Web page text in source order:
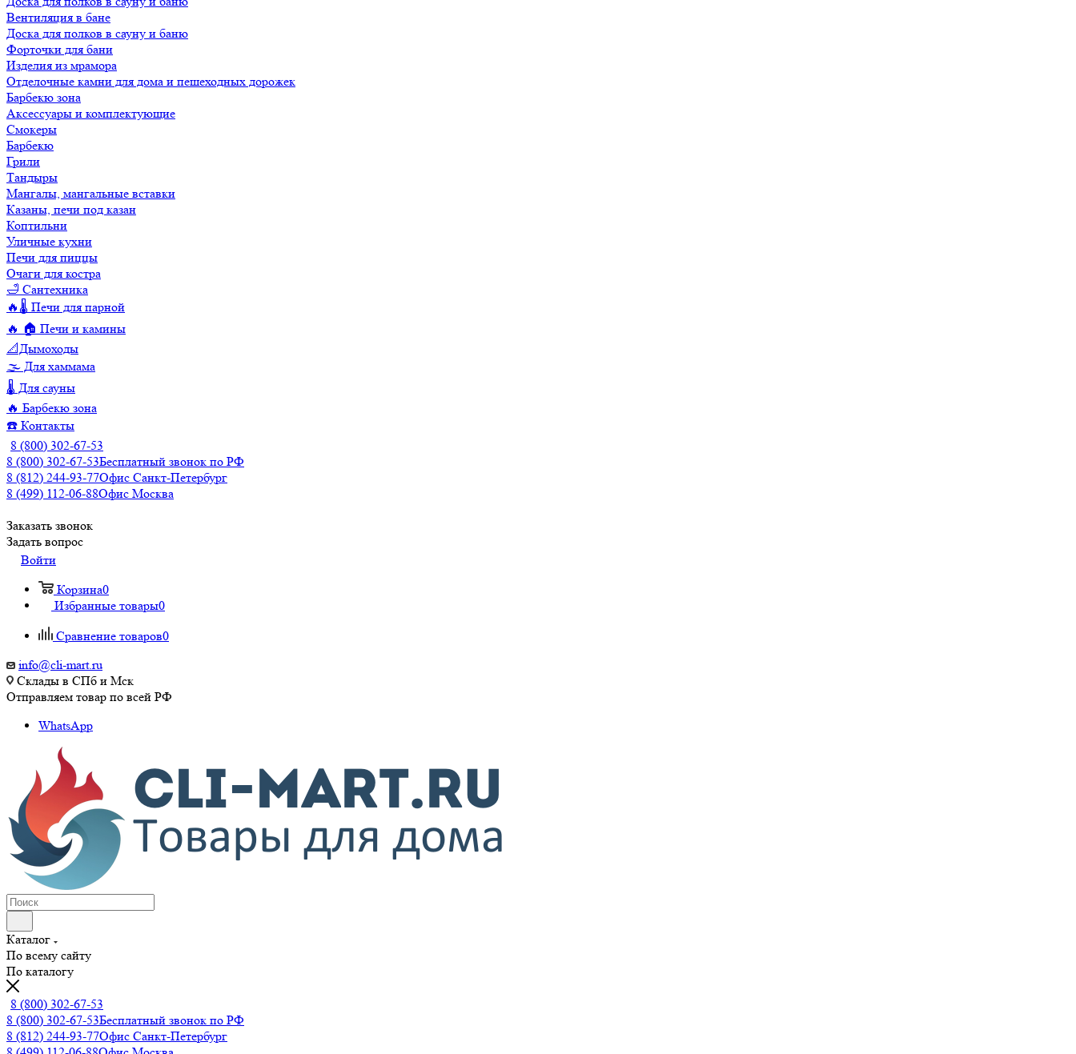
Вентиляция в бане
Доска для полков в сауну и баню
Форточки для бани
Изделия из мрамора
Отделочные камни для дома и пешеходных дорожек
Барбекю зона
Аксессуары и комплектующие
Смокеры
Барбекю
Грили
Тандыры
Мангалы, мангальные вставки
Казаны, печи под казан
Коптильни
Уличные кухни
Печи для пиццы
Очаги для костра
🛁 Сантехника
🔥🌡️ Печи для парной
🔥 🏠 Печи и камины
📐Дымоходы
🌫️ Для хаммама
🌡️ Для сауны
🔥 Барбекю зона
☎️ Контакты
8 (800) 302-67-53
8 (800) 302-67-53Бесплатный звонок по РФ
8 (812) 244-93-77Офис Санкт-Петербург
8 (499) 112-06-88Офис Москва
Заказать звонок
Задать вопрос
Войти
Корзина0
Избранные товары0
Сравнение товаров0
info@cli-mart.ru
Склады в СПб и Мск
Отправляем товар по всей РФ
WhatsApp
Каталог
По всему сайту
По каталогу
8 (800) 302-67-53
8 (800) 302-67-53Бесплатный звонок по РФ
8 (812) 244-93-77Офис Санкт-Петербург